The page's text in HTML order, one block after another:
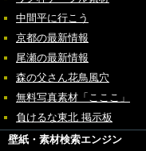
中間平に行こう
京都の最新情報
尾瀬の最新情報
森の父さん花鳥風穴
無料写真素材「こここ」
負けるな東北 掲示板
壁紙・素材検索エンジン